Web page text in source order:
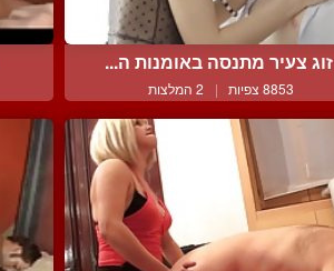
זוג צעיר מתנסה באומנות ה...
8853 צפיות | 2 המלצות